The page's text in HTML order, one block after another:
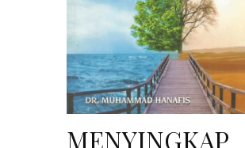
MENYINGKAP